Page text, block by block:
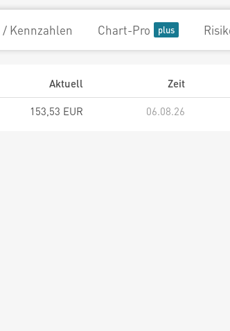
Kennzahlen Chart-Pro
Aktuell Zeit
153,53 EUR 06.08.26